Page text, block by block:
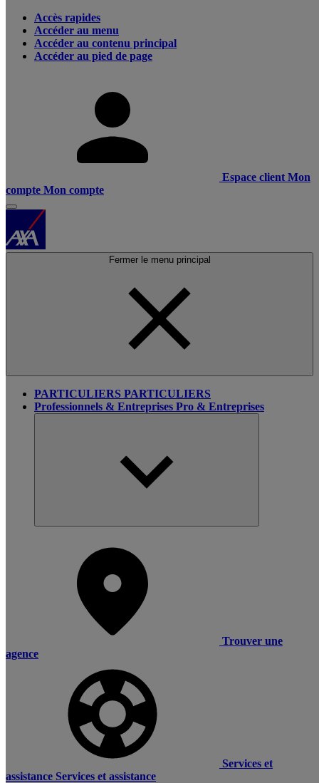
Accès rapides
Accéder au menu
Accéder au contenu principal
Accéder au pied de page
Espace client Mon
compte Mon compte
Fermer le menu principal
PARTICULIERS PARTICULIERS
Professionnels & Entreprises Pro & Entreprises
Trouver une
agence
Services et
assistance Services et assistance